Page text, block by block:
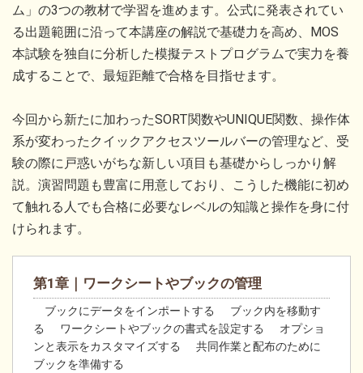
ム」の3つの教材で学習を進めます。公式に発表されてい
る出題範囲に沿って本講座の解説で基礎力を高め、MOS
本試験を独自に分析した模擬テストプログラムで実力を養
成することで、最短距離で合格を目指せます。
今回から新たに加わったSORT関数やUNIQUE関数、操作体
系が変わったクイックアクセスツールバーの管理など、受
験の際に戸惑いがちな新しい項目も基礎からしっかり解
説。演習問題も豊富に用意しており、こうした機能に初め
て触れる人でも合格に必要なレベルの知識と操作を身に付
けられます。
第1章｜ワークシートやブックの管理
ブックにデータをインポートする ブック内を移動す
る ワークシートやブックの書式を設定する オプショ
ンと表示をカスタマイズする 共同作業と配布のために
ブックを準備する